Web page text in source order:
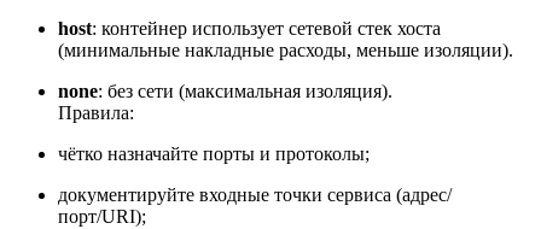
host: контейнер использует сетевой стек хоста
(минимальные накладные расходы, меньше изоляции).
none: без сети (максимальная изоляция).
Правила:
чётко назначайте порты и протоколы;
документируйте входные точки сервиса (адрес/
порт/URI);